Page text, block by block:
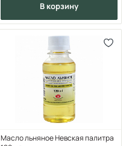
в корзину
Масло льняное Невская палитра